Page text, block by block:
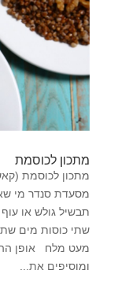
מתכון לכוסמת
מתכון לכוסמת
מסעדת סנדר מי
תבשיל גולש או
שתי כוסות מים
מעט מלח אופן
ומוסיפים את...